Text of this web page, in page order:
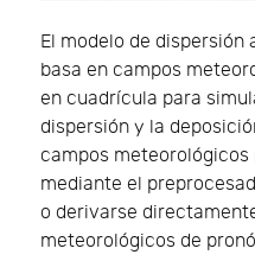
El modelo de dispersión
basa en campos
en cuadrícula para
dispersión y la
campos meteorológicos
mediante el
o derivarse
meteorológicos de